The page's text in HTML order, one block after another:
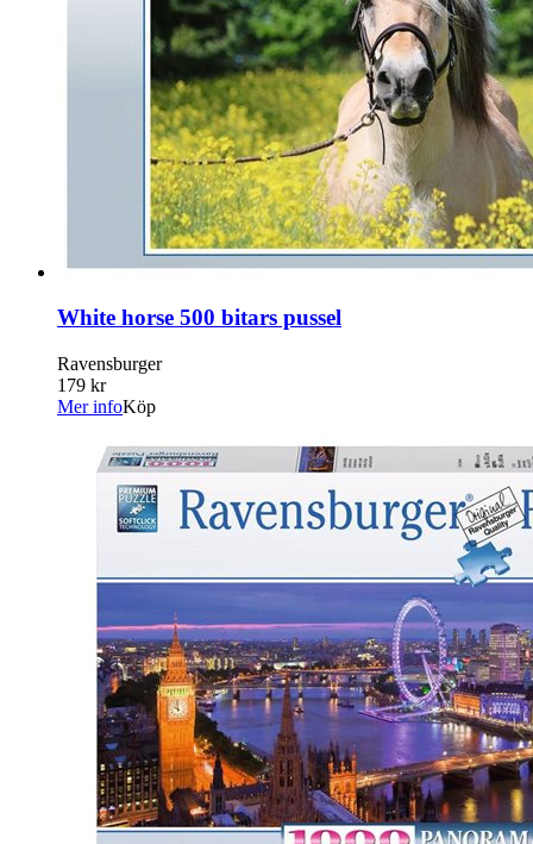
White horse 500 bitars pussel
Ravensburger
179 kr
Mer infoKöp